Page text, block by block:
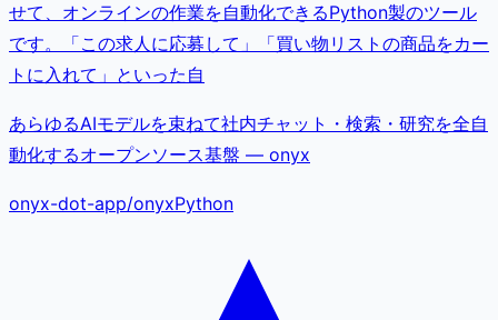
せて、オンラインの作業を自動化できるPython製のツール
です。「この求人に応募して」「買い物リストの商品をカー
トに入れて」といった自
あらゆるAIモデルを束ねて社内チャット・検索・研究を全自
動化するオープンソース基盤 — onyx
onyx-dot-app/onyxPython